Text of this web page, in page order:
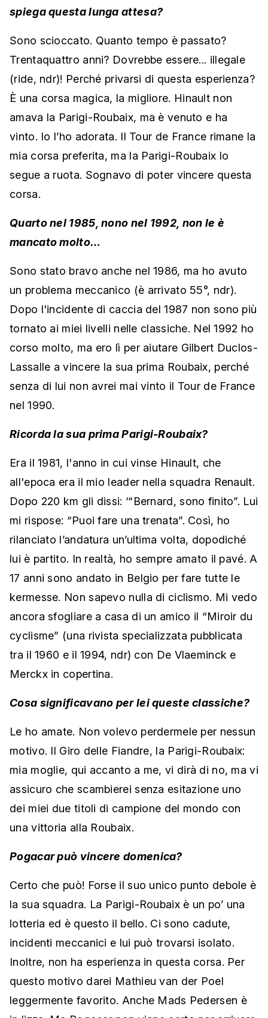
spiega questa lunga attesa?
Sono scioccato. Quanto tempo è passato?
Trentaquattro anni? Dovrebbe essere... illegale
(ride, ndr)! Perché privarsi di questa esperienza?
È una corsa magica, la migliore. Hinault non
amava la Parigi-Roubaix, ma è venuto e ha
vinto. Io l’ho adorata. Il Tour de France rimane la
mia corsa preferita, ma la Parigi-Roubaix lo
segue a ruota. Sognavo di poter vincere questa
corsa.
Quarto nel 1985, nono nel 1992, non le è
mancato molto…
Sono stato bravo anche nel 1986, ma ho avuto
un problema meccanico (è arrivato 55°, ndr).
Dopo l'incidente di caccia del 1987 non sono più
tornato ai miei livelli nelle classiche. Nel 1992 ho
corso molto, ma ero lì per aiutare Gilbert Duclos-
Lassalle a vincere la sua prima Roubaix, perché
senza di lui non avrei mai vinto il Tour de France
nel 1990.
Ricorda la sua prima Parigi-Roubaix?
Era il 1981, l'anno in cui vinse Hinault, che
all'epoca era il mio leader nella squadra Renault.
Dopo 220 km gli dissi: ‘“Bernard, sono finito”. Lui
mi rispose: “Puoi fare una trenata”. Così, ho
rilanciato l’andatura un’ultima volta, dopodiché
lui è partito. In realtà, ho sempre amato il pavé. A
17 anni sono andato in Belgio per fare tutte le
kermesse. Non sapevo nulla di ciclismo. Mi vedo
ancora sfogliare a casa di un amico il “Miroir du
cyclisme” (una rivista specializzata pubblicata
tra il 1960 e il 1994, ndr) con De Vlaeminck e
Merckx in copertina.
Cosa significavano per lei queste classiche?
Le ho amate. Non volevo perdermele per nessun
motivo. Il Giro delle Fiandre, la Parigi-Roubaix:
mia moglie, qui accanto a me, vi dirà di no, ma vi
assicuro che scambierei senza esitazione uno
dei miei due titoli di campione del mondo con
una vittoria alla Roubaix.
Pogacar può vincere domenica?
Certo che può! Forse il suo unico punto debole è
la sua squadra. La Parigi-Roubaix è un po’ una
lotteria ed è questo il bello. Ci sono cadute,
incidenti meccanici e lui può trovarsi isolato.
Inoltre, non ha esperienza in questa corsa. Per
questo motivo darei Mathieu van der Poel
leggermente favorito. Anche Mads Pedersen è